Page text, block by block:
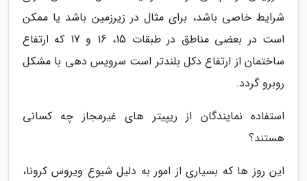
شرایط خاصی باشد، برای مثال در زیرزمین باشد یا ممکن
است در بعضی مناطق در طبقات 15، 16 و 17 که ارتفاع
ساختمان از ارتفاع دکل بلندتر است سرویس دهی با مشکل
روبرو گردد.
استفاده نمایندگان از ریپیتر های غیرمجاز چه کسانی
هستند؟
این روز ها که بسیاری از امور به دلیل شیوع ویروس کرونا،